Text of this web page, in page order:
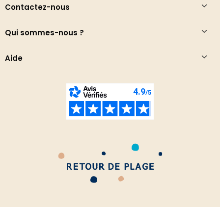
Contactez-nous
Qui sommes-nous ?
Aide